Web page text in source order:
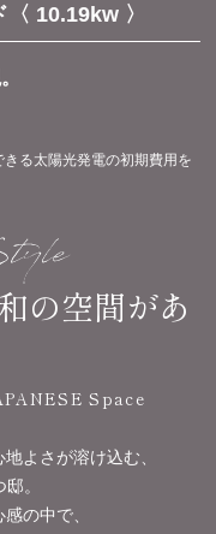
10.19kw 〉
る太陽光発電の初期費用を
の空間があ
Space
よさが溶け込む、
。
の中で、